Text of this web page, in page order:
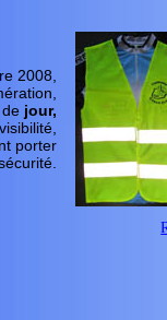
2008,
jour,
porter